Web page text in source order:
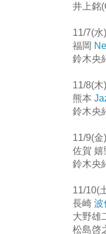
井上銘
11/7(水)
福岡
鈴木央
11/8(木)
熊本
鈴木央
11/9(金)
佐賀 嬉
鈴木央
11/10(
長崎 波
大野雄
松島啓